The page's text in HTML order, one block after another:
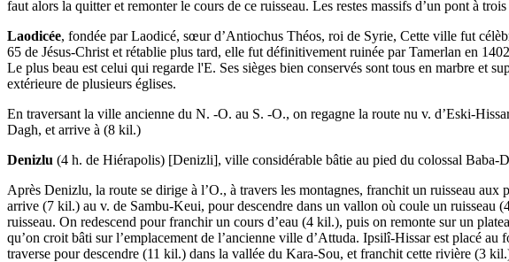
faut alors la quitter et remonter le cours de ce ruisseau. Les restes massifs d’un pont à
Laodicée, fondée par Laodicé, sœur d’Antiochus Théos, roi de Syrie, Cette ville fut
65 de Jésus-Christ et rétablie plus tard, elle fut définitivement ruinée par Tamerlan en
Le plus beau est celui qui regarde l'E. Ses sièges bien conservés sont tous en marbre et
extérieure de plusieurs églises.
En traversant la ville ancienne du N. -O. au S. -O., on regagne la route nu v. d’Eski-
Dagh, et arrive à (8 kil.)
Denizlu (4 h. de Hiérapolis) [Denizli], ville considérable bâtie au pied du colossal Baba-
Après Denizlu, la route se dirige à l’O., à travers les montagnes, franchit un ruisseau
arrive (7 kil.) au v. de Sambu-Keui, pour descendre dans un vallon où coule un
ruisseau. On redescend pour franchir un cours d’eau (4 kil.), puis on remonte sur un
qu’on croit bâti sur l’emplacement de l’ancienne ville d’Attuda. Ipsilî-Hissar est placé
traverse pour descendre (11 kil.) dans la vallée du Kara-Sou, et franchit cette rivière (3